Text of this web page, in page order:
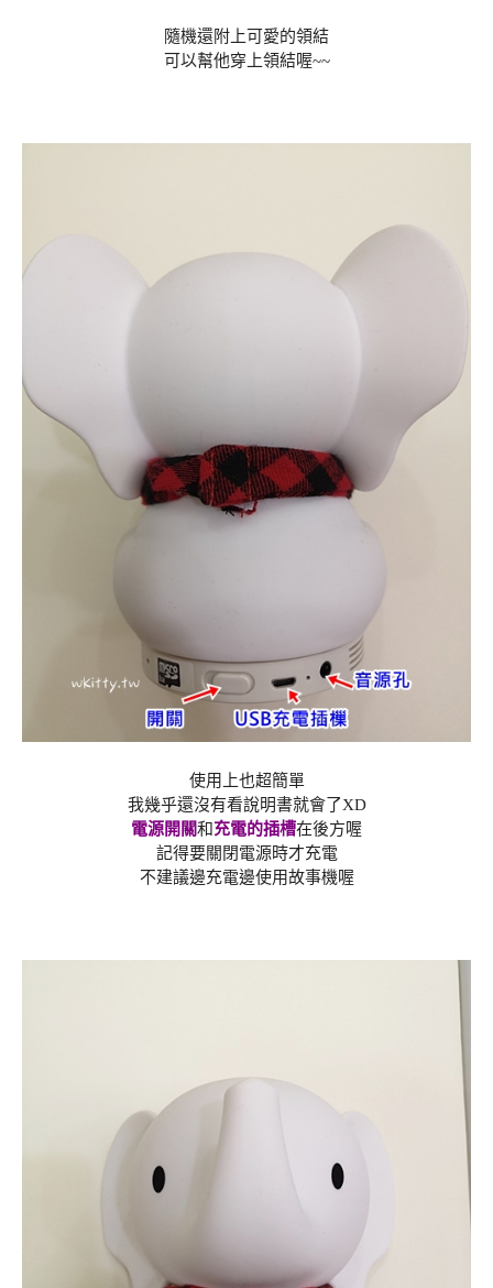
隨機還附上可愛的領結
可以幫他穿上領結喔~~
使用上也超簡單
我幾乎還沒有看說明書就會了XD
電源開關和充電的插槽在後方喔
記得要關閉電源時才充電
不建議邊充電邊使用故事機喔